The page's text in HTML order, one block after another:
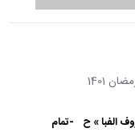
1401
الفبا » ح -تمام